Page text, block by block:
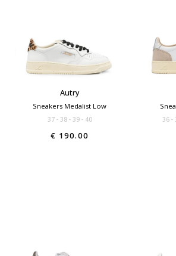
Autry
Sneakers Medalist Low
37 38 39 40
€ 190.00
36